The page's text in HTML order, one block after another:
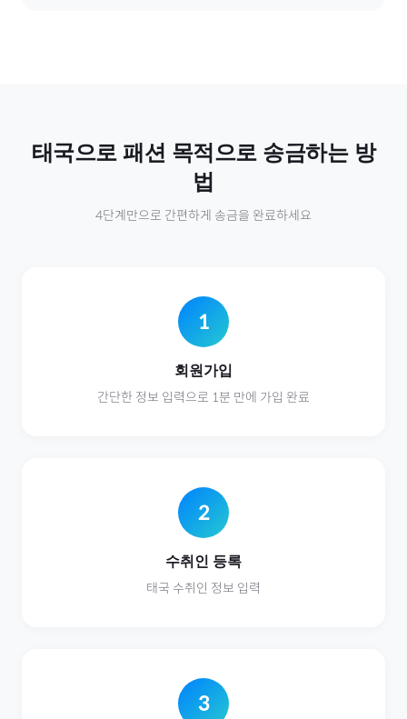
태국으로 패션 목적으로 송금하는 방
법
4단계만으로 간편하게 송금을 완료하세요
1
회원가입
간단한 정보 입력으로 1분 만에 가입 완료
2
수취인 등록
태국 수취인 정보 입력
3